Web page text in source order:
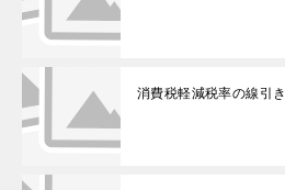
消費税軽減税率の線引き